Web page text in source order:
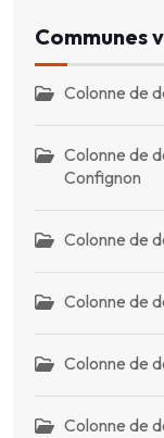
Communes
Colonne de
Colonne de
Confignon
Colonne de
Colonne de
Colonne de
Colonne de